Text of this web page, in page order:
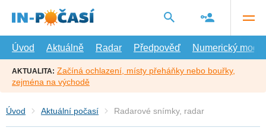
hlavní
Úvod
Aktuálně Radar Předpověď Numerický model
AKTUALITA: Začíná ochlazení, místy přeháňky nebo bouřky,
zejména na východě
Úvod Aktuální počasí Radarové snímky, radar